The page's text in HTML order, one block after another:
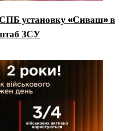
установку «Сиваш» в
ЗСУ